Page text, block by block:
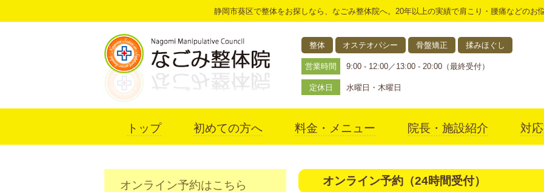
静岡市葵区で整体をお探しなら、なごみ整体院へ。20年以上の実績で肩こり・腰痛などのお
整体 オステオパシー 骨盤矯正 揉みほぐし
営業時間 9:00 - 12:00／13:00 - 20:00（最終受付）
定休日 水曜日・木曜日
トップ 初めての方へ 料金・メニュー 院長・施設紹介 対
アクセス
オンライン予約（24時間受付）
オンライン予約はこちら